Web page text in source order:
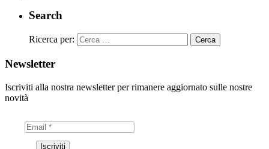
Search
Ricerca per:
Newsletter
Iscriviti alla nostra newsletter per rimanere aggiornato sulle nostre
novità